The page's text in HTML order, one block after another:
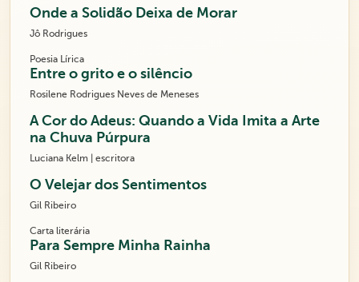
Onde a Solidão Deixa de Morar
Jô Rodrigues
Poesia Lírica
Entre o grito e o silêncio
Rosilene Rodrigues Neves de Meneses
A Cor do Adeus: Quando a Vida Imita a Arte
na Chuva Púrpura
Luciana Kelm | escritora
O Velejar dos Sentimentos
Gil Ribeiro
Carta literária
Para Sempre Minha Rainha
Gil Ribeiro